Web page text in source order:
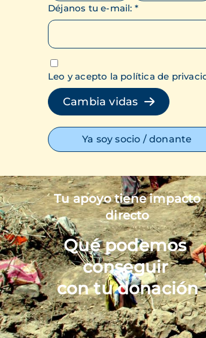
Déjanos tu e-mail: *
Leo y acepto la política de
Cambia vidas
Ya soy socio / donante
Imagen
Tu apoyo tiene impacto
directo
Qué podemos
conseguir
con tu donación